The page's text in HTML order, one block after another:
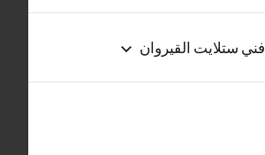
فني ستلايت القيروان